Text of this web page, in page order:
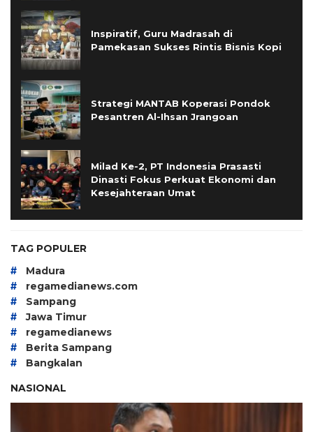
Inspiratif, Guru Madrasah di
Pamekasan Sukses Rintis Bisnis Kopi
Strategi MANTAB Koperasi Pondok
Pesantren Al-Ihsan Jrangoan
Milad Ke-2, PT Indonesia Prasasti
Dinasti Fokus Perkuat Ekonomi dan
Kesejahteraan Umat
TAG POPULER
# Madura
# regamedianews.com
# Sampang
# Jawa Timur
# regamedianews
# Berita Sampang
#
Bangkalan
NASIONAL